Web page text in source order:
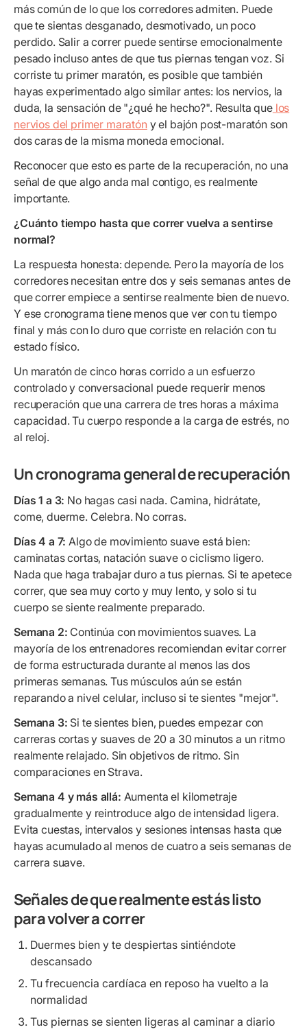
más común de lo que los corredores admiten. Puede
que te sientas desganado, desmotivado, un poco
perdido. Salir a correr puede sentirse emocionalmente
pesado incluso antes de que tus piernas tengan voz. Si
corriste tu primer maratón, es posible que también
hayas experimentado algo similar antes: los nervios, la
duda, la sensación de "¿qué he hecho?". Resulta quelos
nervios del primer maratón y el bajón post-maratón son
dos caras de la misma moneda emocional.
Reconocer que esto es parte de la recuperación, no una
señal de que algo anda mal contigo, es realmente
importante.
¿Cuánto tiempo hasta que correr vuelva a sentirse
normal?
La respuesta honesta: depende. Pero la mayoría de los
corredores necesitan entre dos y seis semanas antes de
que correr empiece a sentirse realmente bien de nuevo.
Y ese cronograma tiene menos que ver con tu tiempo
final y más con lo duro que corriste en relación con tu
estado físico.
Un maratón de cinco horas corrido a un esfuerzo
controlado y conversacional puede requerir menos
recuperación que una carrera de tres horas a máxima
capacidad. Tu cuerpo responde a la carga de estrés, no
al reloj.
Un cronograma general de recuperación
Días 1 a 3: No hagas casi nada. Camina, hidrátate,
come, duerme. Celebra. No corras.
Días 4 a 7: Algo de movimiento suave está bien:
caminatas cortas, natación suave o ciclismo ligero.
Nada que haga trabajar duro a tus piernas. Si te apetece
correr, que sea muy corto y muy lento, y solo si tu
cuerpo se siente realmente preparado.
Semana 2: Continúa con movimientos suaves. La
mayoría de los entrenadores recomiendan evitar correr
de forma estructurada durante al menos las dos
primeras semanas. Tus músculos aún se están
reparando a nivel celular, incluso si te sientes "mejor".
Semana 3: Si te sientes bien, puedes empezar con
carreras cortas y suaves de 20 a 30 minutos a un ritmo
realmente relajado. Sin objetivos de ritmo. Sin
comparaciones en Strava.
Semana 4 y más allá: Aumenta el kilometraje
gradualmente y reintroduce algo de intensidad ligera.
Evita cuestas, intervalos y sesiones intensas hasta que
hayas acumulado al menos de cuatro a seis semanas de
carrera suave.
Señales de que realmente estás listo
para volver a correr
Duermes bien y te despiertas sintiéndote
descansado
Tu frecuencia cardíaca en reposo ha vuelto a la
normalidad
Tus piernas se sienten ligeras al caminar a diario